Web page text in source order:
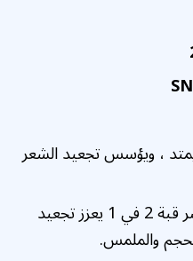
، ويؤسس تجعيد الشعر
ناشر قبة 2 في 1 يعزز تجعيد
والملمس.